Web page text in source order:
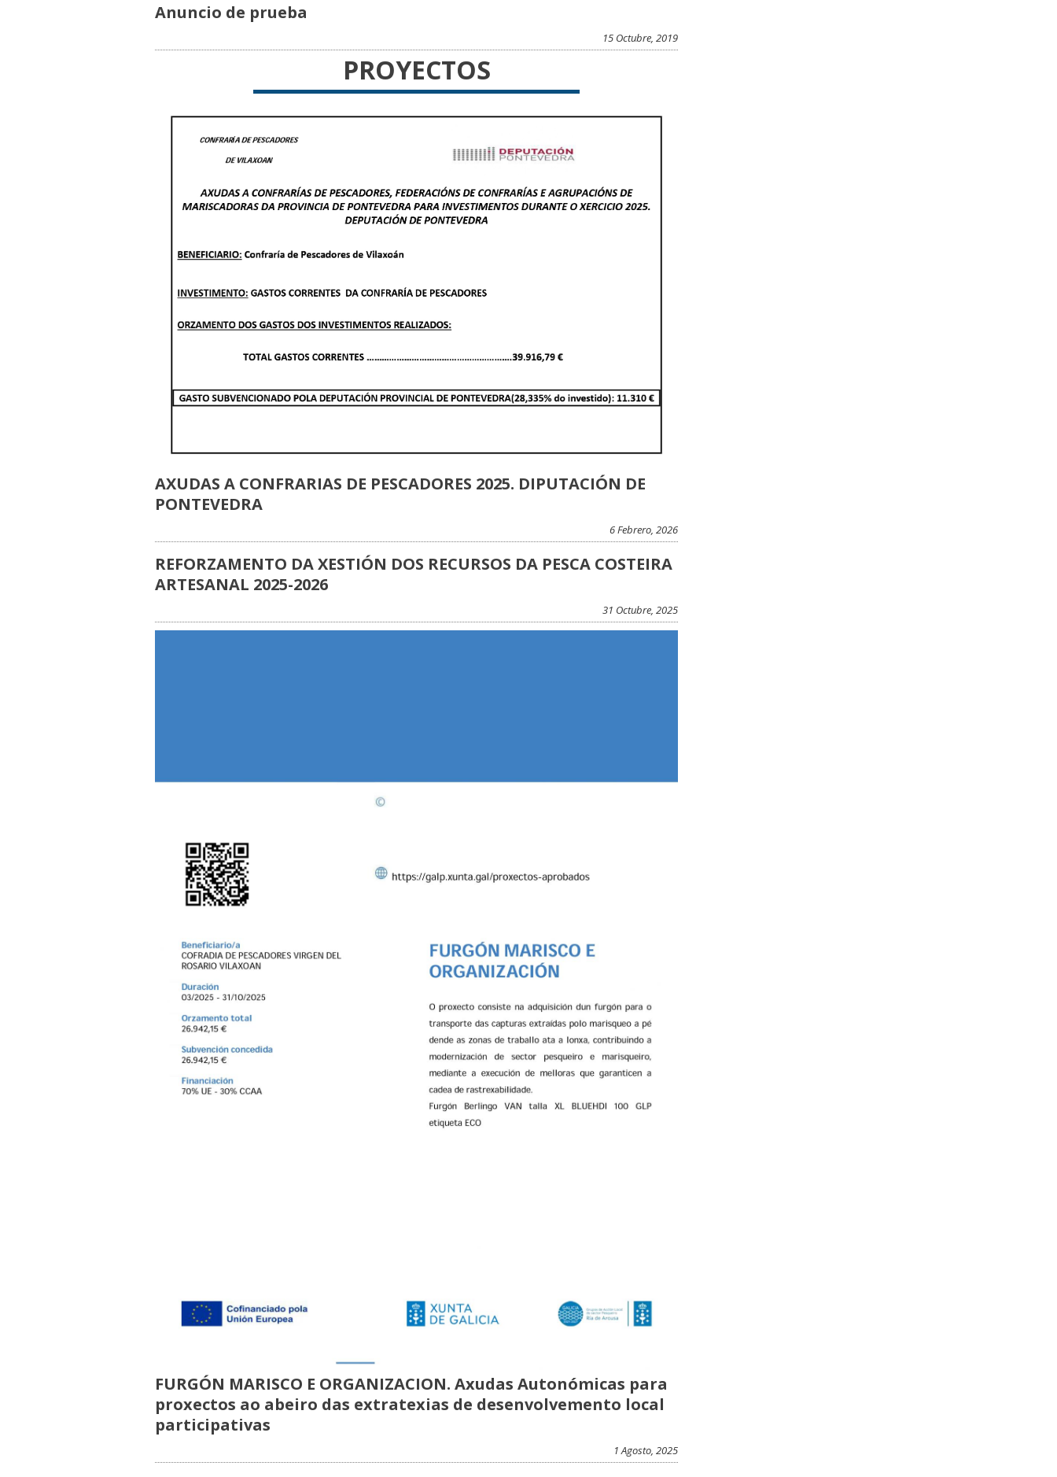
Anuncio de prueba
15 Octubre, 2019
PROYECTOS
AXUDAS A CONFRARIAS DE PESCADORES 2025. DIPUTACIÓN DE
PONTEVEDRA
6 Febrero, 2026
REFORZAMENTO DA XESTIÓN DOS RECURSOS DA PESCA COSTEIRA
ARTESANAL 2025-2026
31 Octubre, 2025
FURGÓN MARISCO E ORGANIZACION. Axudas Autonómicas para
proxectos ao abeiro das extratexias de desenvolvemento local
participativas
1 Agosto, 2025